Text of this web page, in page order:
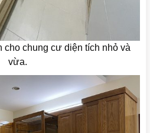
cho chung cư diện tích nhỏ và
vừa.